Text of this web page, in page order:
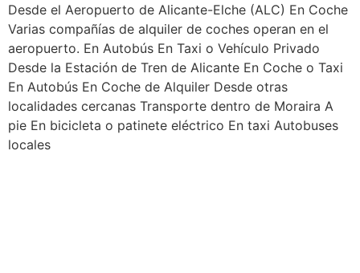
Desde el Aeropuerto de Alicante-Elche (ALC) En Coche
Varias compañías de alquiler de coches operan en el
aeropuerto. En Autobús En Taxi o Vehículo Privado
Desde la Estación de Tren de Alicante En Coche o Taxi
En Autobús En Coche de Alquiler Desde otras
localidades cercanas Transporte dentro de Moraira A
pie En bicicleta o patinete eléctrico En taxi Autobuses
locales